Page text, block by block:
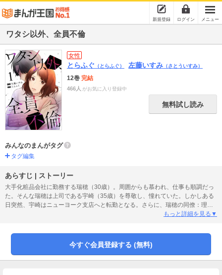
新規登録 ログイン メニュー
ワタシ以外、全員不倫
女性
とらふぐ （とらふぐ） 左藤いすみ （さとういすみ）
12巻 完結
466人 がお気に入り登録中
無料試し読み
みんなのまんがタグ
タグ編集
あらすじ | ストーリー
大手化粧品会社に勤務する瑞穂（30歳）。周囲からも慕われ、仕事も順調だっ
た。そんな瑞穂は上司である宇崎（35歳）を尊敬し、憧れていた。しかしある
日突然、宇崎はニューヨーク支店へと転勤となる。さらに、瑞穂の同僚：理子
といきなり婚約することに…！なぜ理子と婚約したのかとショックを受ける瑞
婚。瑞穂を愛し、信じながらも宇崎の存在を気にする真一。そして、真一の心
の隙間に入り込んでくる理子。やがて、宇崎が日本の本社へと戻ってくること
になり…！「ワタシ以外、全員不倫…！？」男女の愛憎劇、ここに開幕！
もっと詳細を見る▼
今すぐ会員登録する (無料)